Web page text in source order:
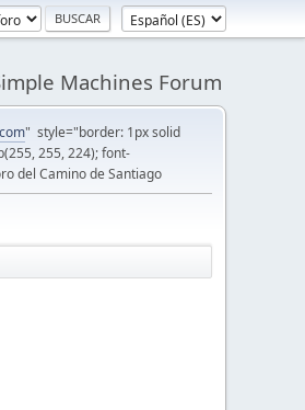
" style="border: 1px solid
255, 224); font-
del Camino de Santiago